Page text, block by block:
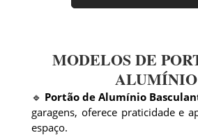
MODELOS DE
ALUMÍNIO
🔹 Portão de Alumínio
garagens, oferece praticidade e
espaço.